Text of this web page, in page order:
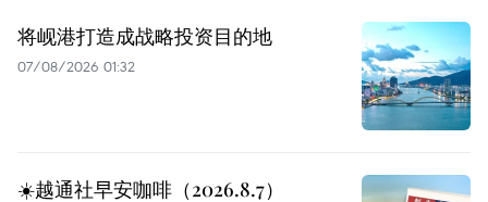
将岘港打造成战略投资目的地
07/08/2026 01:32
☀️越通社早安咖啡（2026.8.7）